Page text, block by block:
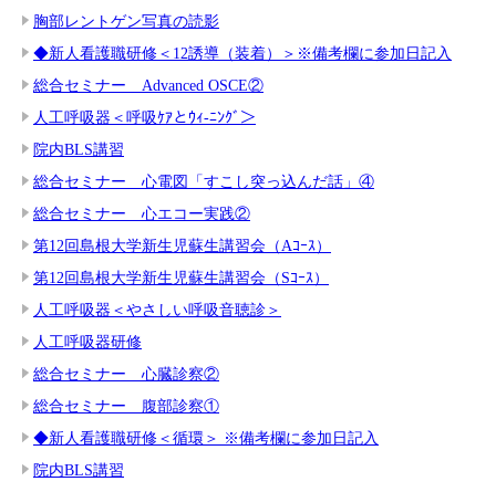
胸部レントゲン写真の読影
◆新人看護職研修＜12誘導（装着）＞※備考欄に参加日記入
総合セミナー Advanced OSCE②
人工呼吸器＜呼吸ｹｱとｳｨ-ﾆﾝｸﾞ＞
院内BLS講習
総合セミナー 心電図「すこし突っ込んだ話」④
総合セミナー 心エコー実践②
第12回島根大学新生児蘇生講習会（Aｺｰｽ）
第12回島根大学新生児蘇生講習会（Sｺｰｽ）
人工呼吸器＜やさしい呼吸音聴診＞
人工呼吸器研修
総合セミナー 心臓診察②
総合セミナー 腹部診察①
◆新人看護職研修＜循環＞ ※備考欄に参加日記入
院内BLS講習